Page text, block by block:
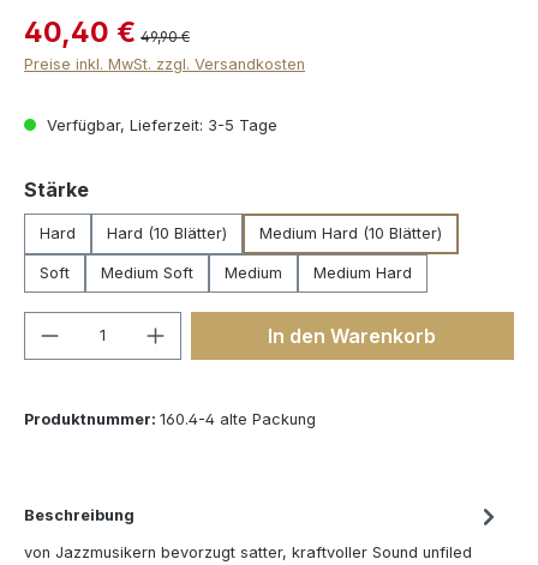
40,40 € 49,90 €
Preise inkl. MwSt. zzgl. Versandkosten
Verfügbar, Lieferzeit: 3-5 Tage
Stärkeauswählen
Hard Hard (10 Blätter) Medium Hard (10 Blätter)
Soft Medium Soft Medium Medium Hard
Produkt Anzahl: Gib denIn den Warenkorb
Produktnummer: 160.4-4 alte Packung
Beschreibung
von Jazzmusikern bevorzugt satter, kraftvoller Sound unfiled